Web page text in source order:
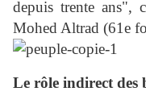
depuis trente ans",
Mohed Altrad (61e
Le rôle indirect des